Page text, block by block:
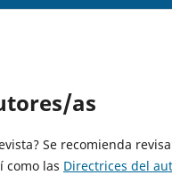
as
Se recomienda
como las Directrices del